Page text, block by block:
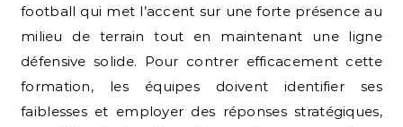
football qui met l’accent sur une forte présence au
milieu de terrain tout en maintenant une ligne
défensive solide. Pour contrer efficacement cette
formation, les équipes doivent identifier ses
faiblesses et employer des réponses stratégiques,